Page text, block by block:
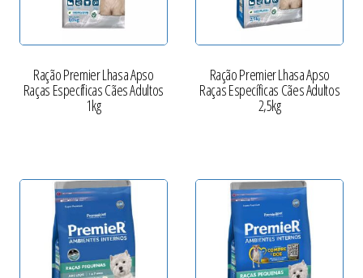
Ração Premier Lhasa Apso
Raças Específicas Cães Adultos
1kg
Ração Premier Lhasa Apso
Raças Específicas Cães Adultos
2,5kg